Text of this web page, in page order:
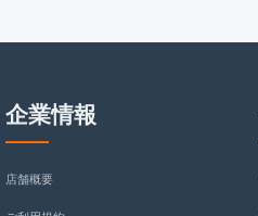
企業情報
店舗概要